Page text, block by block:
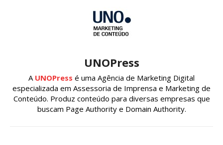
UNOPress
A UNOPress é uma Agência de Marketing Digital
especializada em Assessoria de Imprensa e Marketing de
Conteúdo. Produz conteúdo para diversas empresas que
buscam Page Authority e Domain Authority.